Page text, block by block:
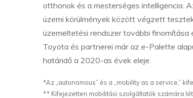
otthonok és a mesterséges intelligencia.
üzemi körülmények között végzett
üzemeltetési rendszer további
Toyota és partnerei már az e-Palette
határidő a 2020-as évek eleje.
*Az „autonomous” és a „mobility as a service,”
** Kifejezetten mobilitási szolgáltatók számára